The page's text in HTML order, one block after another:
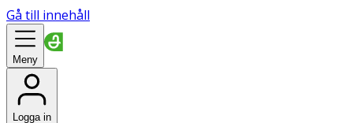
Gå till innehåll
Meny
Logga in